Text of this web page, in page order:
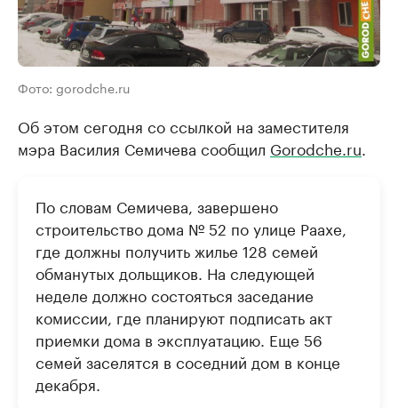
Фото: gorodche.ru
Об этом сегодня со ссылкой на заместителя
мэра Василия Семичева сообщил Gorodche.ru
По словам Семичева, завершено
строительство дома № 52 по улице Раахе,
где должны получить жилье 128 семей
обманутых дольщиков. На следующей
неделе должно состояться заседание
комиссии, где планируют подписать акт
приемки дома в эксплуатацию. Еще 56
семей заселятся в соседний дом в конце
декабря.